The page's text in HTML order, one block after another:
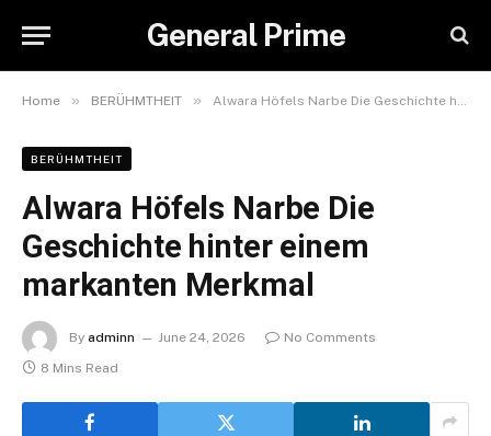
General Prime
Home » BERÜHMTHEIT » Alwara Höfels Narbe Die Geschichte hinter einem markanten Merkmal
BERÜHMTHEIT
Alwara Höfels Narbe Die
Geschichte hinter einem
markanten Merkmal
By adminn June 24, 2026
No Comments
8 Mins Read